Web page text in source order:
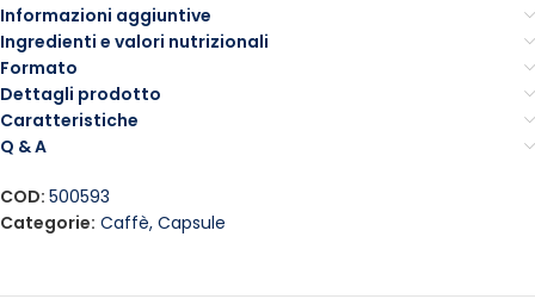
Informazioni aggiuntive
Ingredienti e valori nutrizionali
Formato
Dettagli prodotto
Caratteristiche
Q & A
COD: 500593
Categorie: Caffè, Capsule